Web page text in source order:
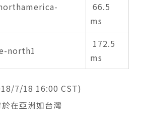
66.5
ms
north1
172.5
ms
7/18 16:00 CST)
在亞洲如台灣